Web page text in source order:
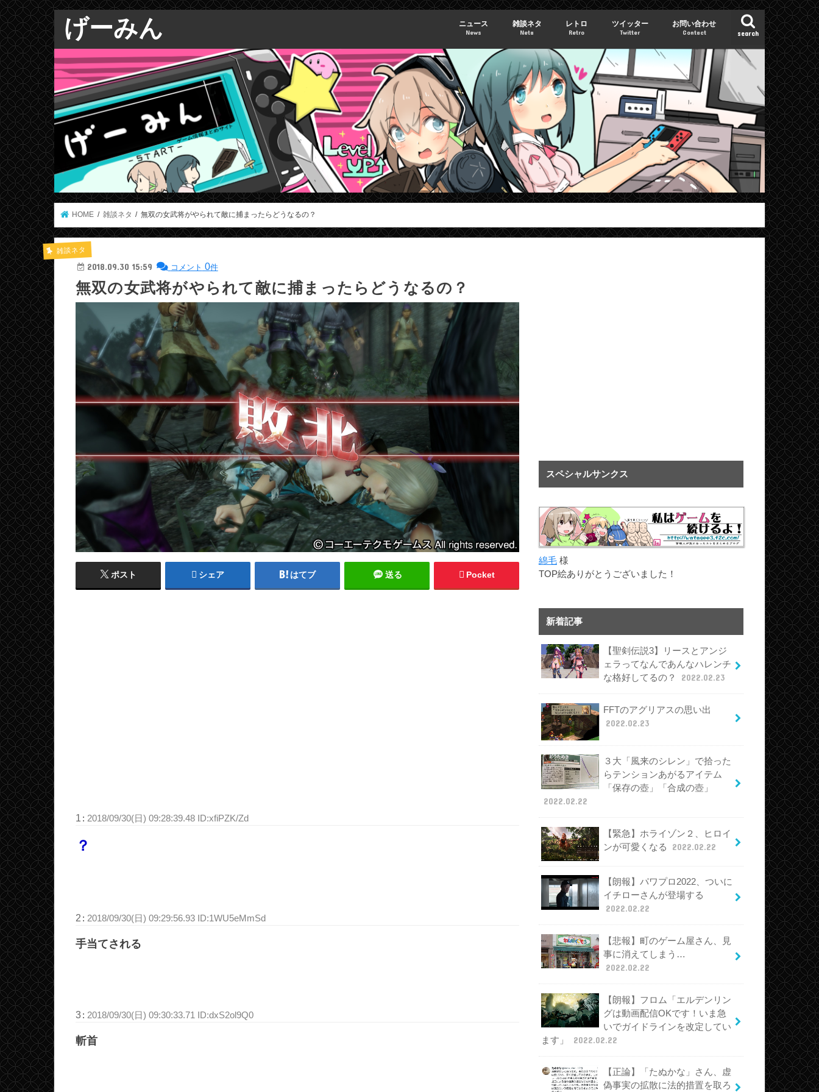
げーみん search
ニュース
News
雑談ネタ
Neta
レトロ
Retro
ツイッター
Twitter
お問い合わせ
Contact
HOME 雑談ネタ 無双の女武将がやられて敵に捕まったらどうなるの？
雑談ネタ
2018.09.30 15:59 コメント 0件
無双の女武将がやられて敵に捕まったらどうなるの？
ポスト シェア はてブ 送る Pocket
1 : 2018/09/30(日) 09:28:39.48 ID:xfiPZK/Zd
？
2 : 2018/09/30(日) 09:29:56.93 ID:1WU5eMmSd
手当てされる
3: 2018/09/30(日) 09:30:33.71 ID:dxS2ol9Q0
斬首
スペシャルサンクス
綿毛 様
TOP絵ありがとうございました！
新着記事
【聖剣伝説3】リースとアンジ
ェラってなんであんなハレンチ
な格好してるの？
2022.02.23
FFTのアグリアスの思い出
2022.02.23
３大「風来のシレン」で拾った
らテンションあがるアイテム
「保存の壺」「合成の壺」
2022.02.22
【緊急】ホライゾン２、ヒロイ
ンが可愛くなる
2022.02.22
【朗報】パワプロ2022、ついに
イチローさんが登場する
2022.02.22
【悲報】町のゲーム屋さん、見
事に消えてしまう…
2022.02.22
【朗報】フロム「エルデンリン
グは動画配信OKです！いま急
いでガイドラインを改定してい
ます」
2022.02.22
【正論】「たぬかな」さん、虚
偽事実の拡散に法的措置を取ろ